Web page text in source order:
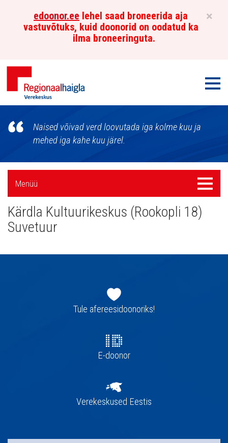
×
edoonor.ee lehel saad broneerida aja
vastuvõtuks, kuid doonorid on oodatud ka
ilma broneeringuta.
Põhja-
Eesti
Regionaalhaigla
Verekeskus
Naised võivad verd loovutada iga kolme kuu ja
mehed iga kahe kuu järel.
Külgpaani
navigatsioon
Menüü
Menüü
Kärdla Kultuurikeskus (Rookopli 18)
Suvetuur
navigatsioonTule afereesidoonoriks!
E-doonor
Verekeskused Eestis